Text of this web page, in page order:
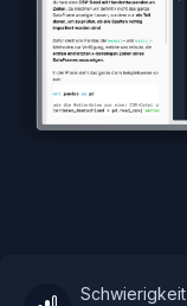
Schwierigkeit